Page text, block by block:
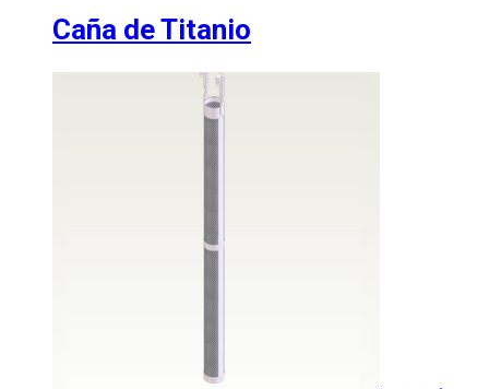
Caña de Titanio